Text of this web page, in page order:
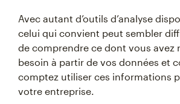
Avec autant d’outils d’analyse
celui qui convient peut sembler
de comprendre ce dont vous avez
besoin à partir de vos données et
comptez utiliser ces informations
votre entreprise.